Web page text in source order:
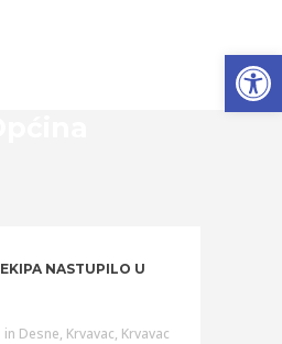
NASTUPILO U
in Desne, Krvavac, Krvavac